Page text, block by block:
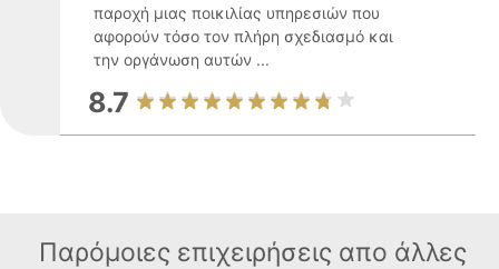
παροχή μιας ποικιλίας υπηρεσιών που
αφορούν τόσο τον πλήρη σχεδιασμό και
την οργάνωση αυτών ...
8.7
Παρόμοιες επιχειρήσεις απο άλλες